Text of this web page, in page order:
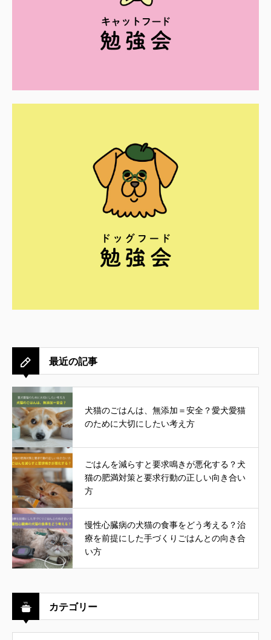
最近の記事
犬猫のごはんは、無添加＝安全？愛犬愛猫
のために大切にしたい考え方
ごはんを減らすと要求鳴きが悪化する？犬
猫の肥満対策と要求行動の正しい向き合い
方
慢性心臓病の犬猫の食事をどう考える？治
療を前提にした手づくりごはんとの向き合
い方
カテゴリー